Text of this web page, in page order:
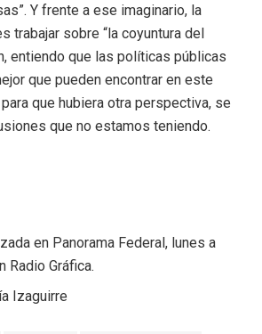
Y frente a ese imaginario, la
trabajar sobre “la coyuntura del
entiendo que las políticas públicas
que pueden encontrar en este
que hubiera otra perspectiva, se
que no estamos teniendo.
en Panorama Federal, lunes a
Radio Gráfica.
Izaguirre